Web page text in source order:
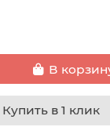
В
Купить в 1 клик